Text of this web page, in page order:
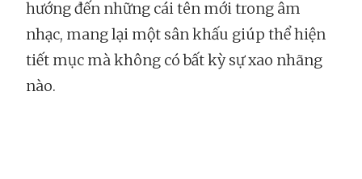
hướng đến những cái tên mới trong âm
nhạc, mang lại một sân khấu giúp thể hiện
tiết mục mà không có bất kỳ sự xao nhãng
nào.